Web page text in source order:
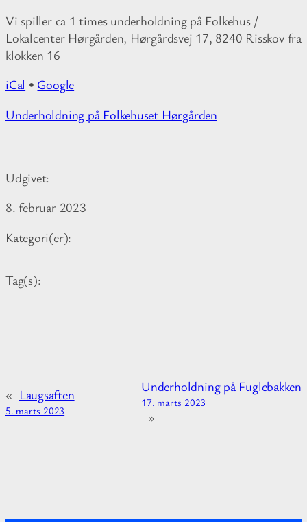
l
k
e
u
e
ø
g
r
Vi spiller ca 1 times underholdning på Folkehus /
Lokalcenter Hørgården, Hørgårdsvej 17, 8240 Risskov fra
klokken 16
iCal • Google
M
i
n
f
o
a
o
Underholdning på Folkehuset Hørgården
Udgivet:
8. februar 2023
Kategori(er):
Tag(s):
« Laugsaften
5. marts 2023
Underholdning på Fuglebakken
17. marts 2023
»